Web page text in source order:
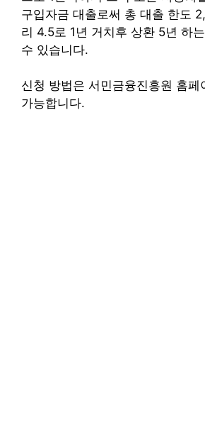
구입자금 대출로써 총 대출 한도
리 4.5로 1년 거치후 상환 5년 하
수 있습니다.
신청 방법은 서민금융진흥원 홈페
가능합니다.